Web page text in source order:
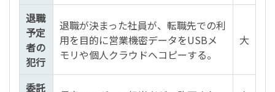
退職
予定
者の
犯行
退職が決まった社員が、転職先での利
用を目的に営業機密データをUSBメ
モリや個人クラウドへコピーする。
大
委託